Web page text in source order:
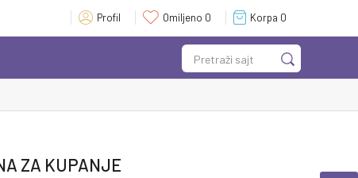
Profil Omiljeno 0 Korpa 0
Pretraži sajt
ZA KUPANJE